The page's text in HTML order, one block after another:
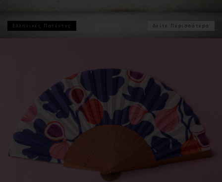
Ελληνικές Πατέντες Δείτε Περισσότερα